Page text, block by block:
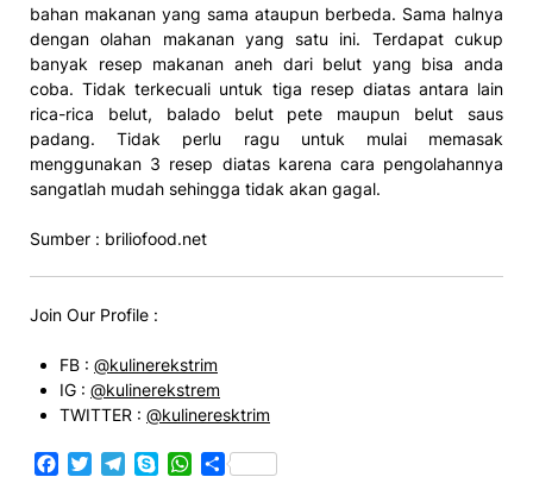
bahan makanan yang sama ataupun berbeda. Sama halnya
dengan olahan makanan yang satu ini. Terdapat cukup
banyak resep makanan aneh dari belut yang bisa anda
coba. Tidak terkecuali untuk tiga resep diatas antara lain
rica-rica belut, balado belut pete maupun belut saus
padang. Tidak perlu ragu untuk mulai memasak
menggunakan 3 resep diatas karena cara pengolahannya
sangatlah mudah sehingga tidak akan gagal.
Sumber : briliofood.net
Join Our Profile :
FB : @kulinerekstrim
IG : @kulinerekstrem
TWITTER : @kulineresktrim
Facebook
TwitterTelegram
SkypeWhatsApp
Share